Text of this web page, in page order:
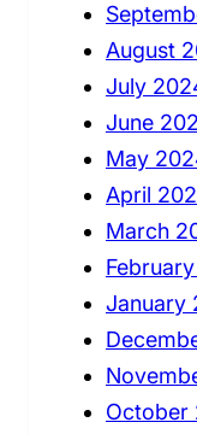
August
July
June
May
April
March
January
October